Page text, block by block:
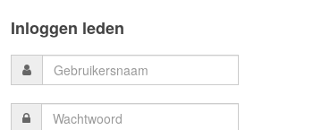
Inloggen leden